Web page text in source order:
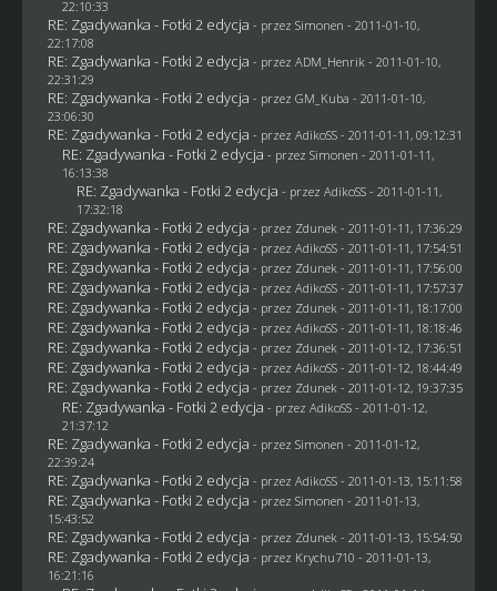
22:10:33
RE: Zgadywanka - Fotki 2 edycja - przez Simonen - 2011-01-10,
22:17:08
RE: Zgadywanka - Fotki 2 edycja - przez ADM_Henrik - 2011-01-10,
22:31:29
RE: Zgadywanka - Fotki 2 edycja - przez GM_Kuba - 2011-01-10,
23:06:30
RE: Zgadywanka - Fotki 2 edycja - przez AdikoSS - 2011-01-11, 09:12:31
RE: Zgadywanka - Fotki 2 edycja - przez Simonen - 2011-01-11,
16:13:38
RE: Zgadywanka - Fotki 2 edycja - przez AdikoSS - 2011-01-11,
17:32:18
RE: Zgadywanka - Fotki 2 edycja - przez Zdunek - 2011-01-11, 17:36:29
RE: Zgadywanka - Fotki 2 edycja - przez AdikoSS - 2011-01-11, 17:54:51
RE: Zgadywanka - Fotki 2 edycja - przez Zdunek - 2011-01-11, 17:56:00
RE: Zgadywanka - Fotki 2 edycja - przez AdikoSS - 2011-01-11, 17:57:37
RE: Zgadywanka - Fotki 2 edycja - przez Zdunek - 2011-01-11, 18:17:00
RE: Zgadywanka - Fotki 2 edycja - przez AdikoSS - 2011-01-11, 18:18:46
RE: Zgadywanka - Fotki 2 edycja - przez Zdunek - 2011-01-12, 17:36:51
RE: Zgadywanka - Fotki 2 edycja - przez AdikoSS - 2011-01-12, 18:44:49
RE: Zgadywanka - Fotki 2 edycja - przez Zdunek - 2011-01-12, 19:37:35
RE: Zgadywanka - Fotki 2 edycja - przez AdikoSS - 2011-01-12,
21:37:12
RE: Zgadywanka - Fotki 2 edycja - przez Simonen - 2011-01-12,
22:39:24
RE: Zgadywanka - Fotki 2 edycja - przez AdikoSS - 2011-01-13, 15:11:58
RE: Zgadywanka - Fotki 2 edycja - przez Simonen - 2011-01-13,
15:43:52
RE: Zgadywanka - Fotki 2 edycja - przez Zdunek - 2011-01-13, 15:54:50
RE: Zgadywanka - Fotki 2 edycja - przez Krychu710 - 2011-01-13,
16:21:16